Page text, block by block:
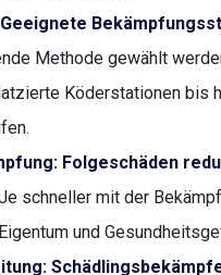
Methode gewählt
Köderstationen bis
Folgeschäden
schneller mit der
und